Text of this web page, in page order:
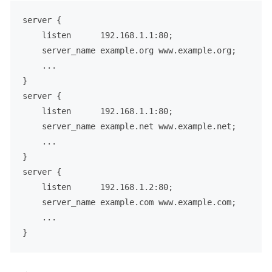
server {
    listen
192.168. 1.1: 80;
    server_name example
.org www.example.org;
}
server {
    listen
192.168. 1.1: 80;
    server_name example
.net www.example.net ;
}
server {
    listen
192.168. 1.2: 80;
    server_name example
.com www.example.com;